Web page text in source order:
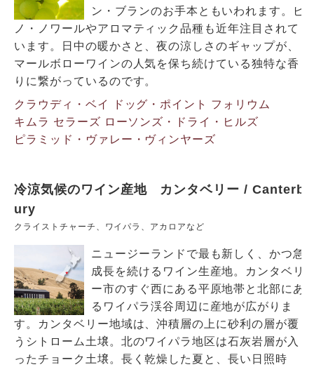
ン・ブランのお手本ともいわれます。ピ
ノ・ノワールやアロマティック品種も近年注目されて
います。日中の暖かさと、夜の涼しさのギャップが、
マールボローワインの人気を保ち続けている独特な香
りに繋がっているのです。
クラウディ・ベイ
ドッグ・ポイント
フォリウム
キムラ セラーズ ローソンズ・ドライ・ヒルズ
ピラミッド・ヴァレー・ヴィンヤーズ
冷涼気候のワイン産地 カンタベリー / Canterb
ury
クライストチャーチ、ワイパラ、アカロアなど
ニュージーランドで最も新しく、かつ急
成長を続けるワイン生産地。カンタベリ
ー市のすぐ西にある平原地帯と北部にあ
るワイパラ渓谷周辺に産地が広がりま
す。カンタベリー地域は、沖積層の上に砂利の層が覆
うシトローム土壌。北のワイパラ地区は石灰岩層が入
ったチョーク土壌。長く乾燥した夏と、長い日照時